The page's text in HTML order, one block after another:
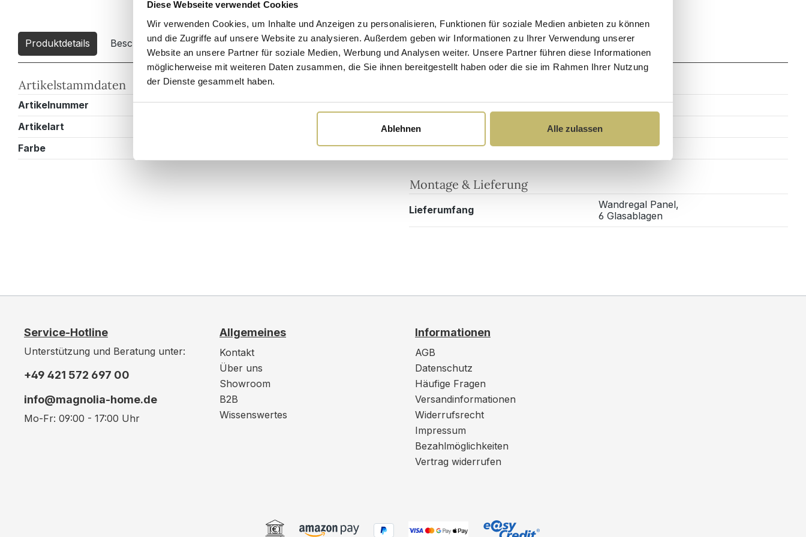
Diese Webseite verwendet Cookies
Wir verwenden Cookies, um Inhalte und Anzeigen zu personalisieren, Funktionen für soziale Medien anbieten zu können
und die Zugriffe auf unsere Website zu analysieren. Außerdem geben wir Informationen zu Ihrer Verwendung unserer
Website an unsere Partner für soziale Medien, Werbung und Analysen weiter. Unsere Partner führen diese Informationen
möglicherweise mit weiteren Daten zusammen, die Sie ihnen bereitgestellt haben oder die sie im Rahmen Ihrer Nutzung
der Dienste gesammelt haben.
Ablehnen Alle zulassen
Produktdetails Beschreibung Downloads 2 Sicherheits- und Pflegehinweise Versandkosten Zahlung
Artikelstammdaten
Artikelnummer
EMOTIONG101000514DE
Artikelart
Farbe
Breite
104 cm
Tiefe
19,9 cm
Höhe
60 cm
Montage & Lieferung
Lieferumfang
Wandregal Panel,
6 Glasablagen
Service-Hotline
Unterstützung und Beratung unter:
+49 421 572 697 00
info@magnolia-home.de
Mo-Fr: 09:00 - 17:00 Uhr
Allgemeines
Kontakt
Über uns
Showroom
B2B
Wissenswertes
Informationen
AGB
Datenschutz
Häufige Fragen
Versandinformationen
Widerrufsrecht
Impressum
Bezahlmöglichkeiten
Vertrag widerrufen